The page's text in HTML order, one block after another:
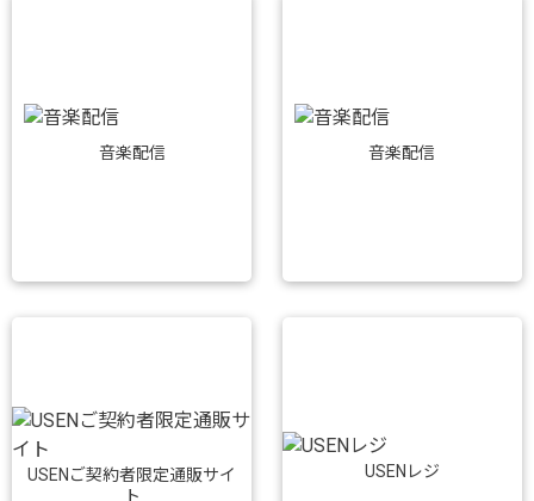
音楽配信 音楽配信
USENご契約者限定通販サイ
ト
USENレジ